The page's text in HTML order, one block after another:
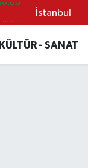
İstanbul
KÜLTÜR - SANAT